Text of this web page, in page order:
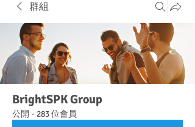
群組
BrightSPK Group
公開 · 283 位會員